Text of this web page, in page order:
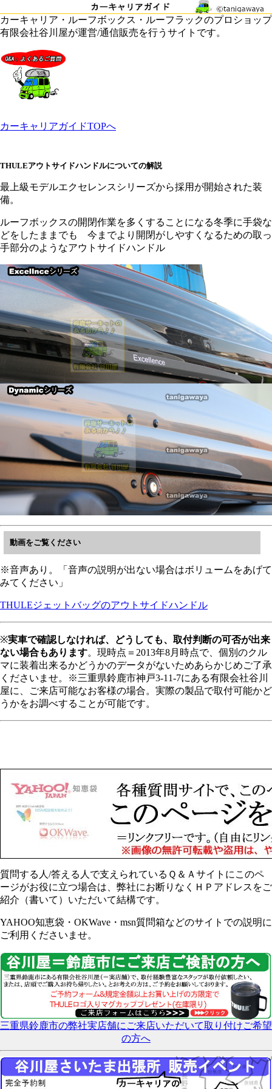
カーキャリア・ルーフボックス・ルーフラックのプロショップ
有限会社谷川屋が運営/通信販売を行うサイトです。
カーキャリアガイドTOPへ
THULEアウトサイドハンドルについての解説
最上級モデルエクセレンスシリーズから採用が開始された装
備。
ルーフボックスの開閉作業を多くすることになる冬季に手袋な
どをしたままでも 今までより開閉がしやすくなるための取っ
手部分のようなアウトサイドハンドル
動画をご覧ください
※音声あり。「音声の説明が出ない場合はボリュームをあげて
みてください」
THULEジェットバッグのアウトサイドハンドル
※実車で確認しなければ、どうしても、取付判断の可否が出来
ない場合もあります。現時点＝2013年8月時点で、個別のクル
マに装着出来るかどうかのデータがないためあらかじめご了承
くださいませ。※三重県鈴鹿市神戸3-11-7にある有限会社谷川
屋に、ご来店可能なお客様の場合。実際の製品で取付可能かど
うかをお調べすることが可能です。
質問する人/答える人で支えられているＱ＆Ａサイトにこのペ
ージがお役に立つ場合は、弊社にお断りなくＨＰアドレスをご
紹介（書いて）いただいて結構です。
YAHOO知恵袋・OKWave・msn質問箱などのサイトでの説明に
ご利用くださいませ。
三重県鈴鹿市の弊社実店舗にご来店いただいて取り付けご希望
の方へ